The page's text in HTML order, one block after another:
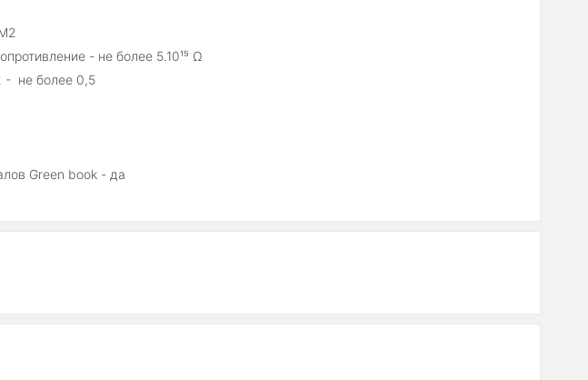
- не более 5.10¹⁵ Ω
- не более 0,5
Green book - да